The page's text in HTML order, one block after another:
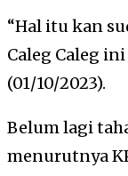
“Hal itu kan
Caleg Caleg
(01/10/2023).
Belum lagi
menurutnya